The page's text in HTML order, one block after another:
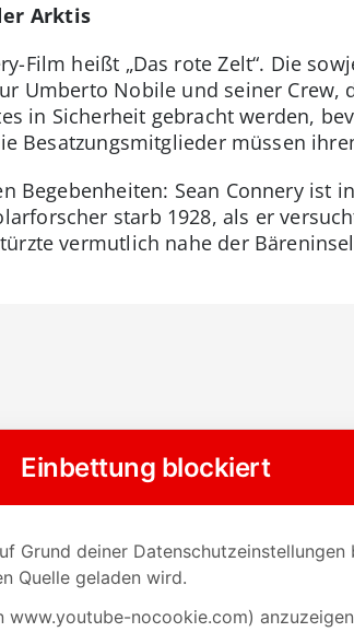
Arktis
Film heißt „Das rote Zelt“. Die
Umberto Nobile und seiner Crew,
in Sicherheit gebracht werden,
Besatzungsmitglieder müssen
Begebenheiten: Sean Connery ist
starb 1928, als er
vermutlich nahe der